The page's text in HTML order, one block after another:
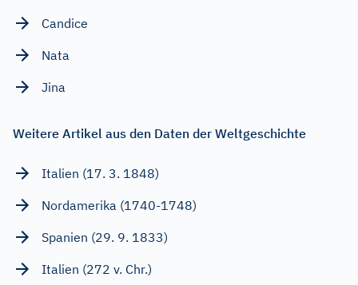
Candice
Nata
Jina
Weitere Artikel aus den Daten der Weltgeschichte
Italien (17. 3. 1848)
Nordamerika (1740-1748)
Spanien (29. 9. 1833)
Italien (272 v. Chr.)